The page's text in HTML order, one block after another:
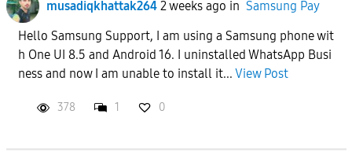
musadiqkhattak264 2 weeks ago in Samsung Pay
Hello Samsung Support, I am using a Samsung phone wit
h One UI 8.5 and Android 16. I uninstalled WhatsApp Busi
ness and now I am unable to install it... View Post
378 1 0